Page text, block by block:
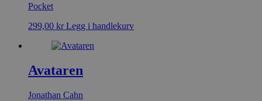
Pocket
299,00 kr Legg i handlekurv
Avataren
Jonathan Cahn